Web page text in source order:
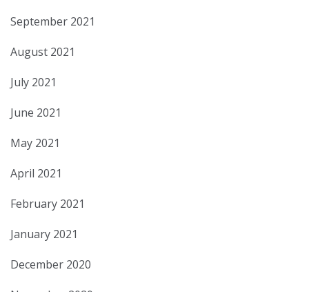
September 2021
August 2021
July 2021
June 2021
May 2021
April 2021
February 2021
January 2021
December 2020